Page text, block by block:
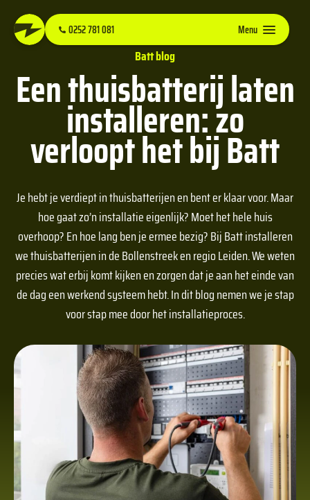
0252 781 081 Menu
Batt blog
Een thuisbatterij laten
installeren: zo
verloopt het bij Batt
Je hebt je verdiept in thuisbatterijen en bent er klaar voor. Maar
hoe gaat zo’n installatie eigenlijk? Moet het hele huis
overhoop? En hoe lang ben je ermee bezig? Bij Batt installeren
we thuisbatterijen in de Bollenstreek en regio Leiden. We weten
precies wat erbij komt kijken en zorgen dat je aan het einde van
de dag een werkend systeem hebt. In dit blog nemen we je stap
voor stap mee door het installatieproces.